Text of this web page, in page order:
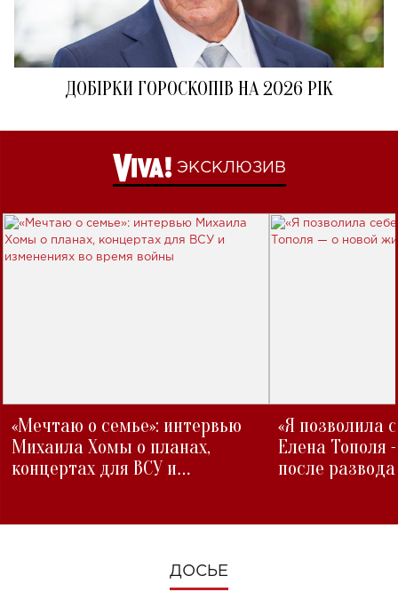
ДОБІРКИ ГОРОСКОПІВ НА 2026 РІК
ЭКСКЛЮЗИВ
«Мечтаю о семье»: интервью
Михаила Хомы о планах,
концертах для ВСУ и
«Я позволила
Елена Тополя
после развода
ДОСЬЕ